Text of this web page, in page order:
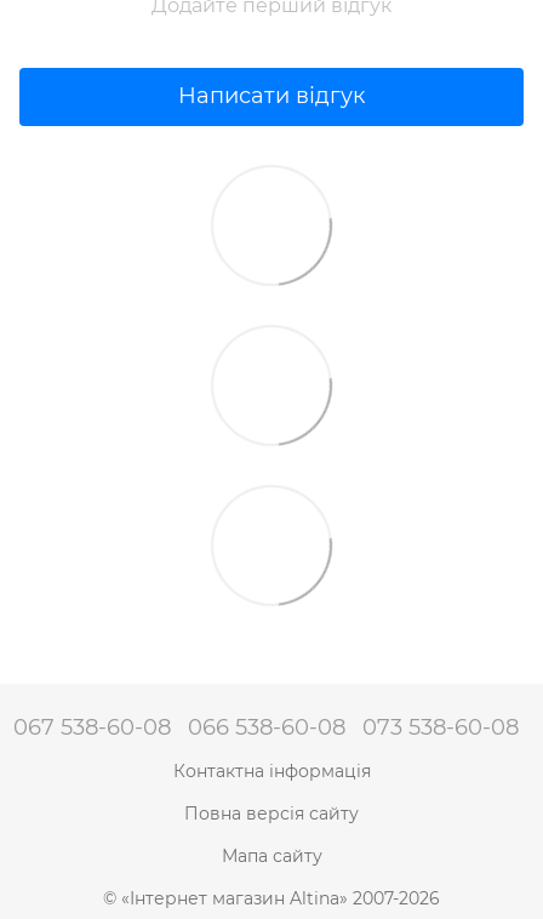
Додайте перший відгук
Написати відгук
067 538-60-08 066 538-60-08 073 538-60-08
Контактна інформація
Повна версія сайту
Мапа сайту
© «Інтернет магазин Altina» 2007-2026